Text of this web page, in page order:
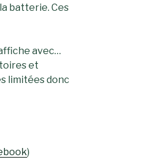
batterie. Ces
avec…
et
limitées donc
)